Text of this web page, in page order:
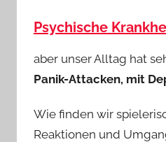
Psychische
aber unser Alltag hat
Panik-Attacken, mit
Wie finden wir
Reaktionen und